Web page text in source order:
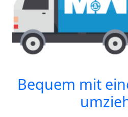
Bequem mit